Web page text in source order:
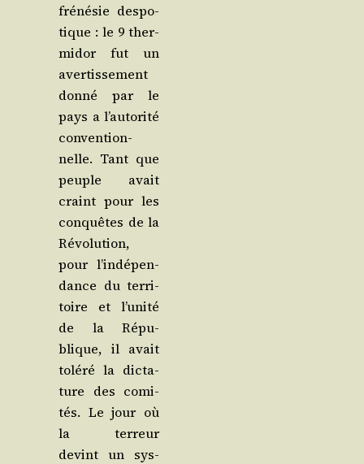
fré­né­sie des­po­
tique : le 9 ther­
mi­dor fut un
aver­tis­se­ment
don­né par le
pays a l’au­to­ri­té
conven­tion­
nelle. Tant que
peuple avait
craint pour les
conquêtes de la
Révo­lu­tion,
pour l’in­dé­pen­
dance du ter­ri­
toire et l’u­ni­té
de la Répu­
blique, il avait
tolé­ré la dic­ta­
ture des comi­
tés. Le jour où
la ter­reur
devint un sys­